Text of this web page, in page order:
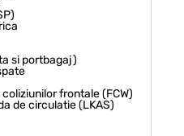
si portbagaj)
frontale (FCW)
de circulatie (LKAS)